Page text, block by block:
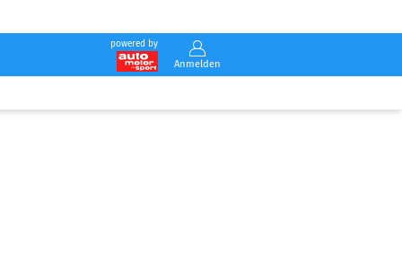
powered by
Anmelden